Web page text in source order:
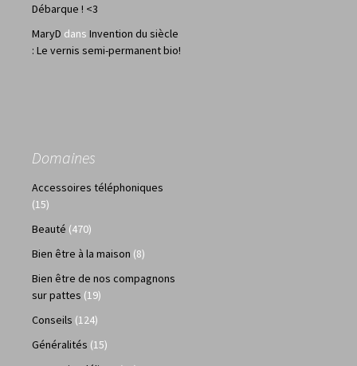
Débarque ! <3
MaryD dans Invention du siècle
: Le vernis semi-permanent bio!
Domaines
Accessoires téléphoniques
(15)
Beauté (470)
Bien être à la maison (8)
Bien être de nos compagnons
sur pattes (19)
Conseils (124)
Généralités (15)